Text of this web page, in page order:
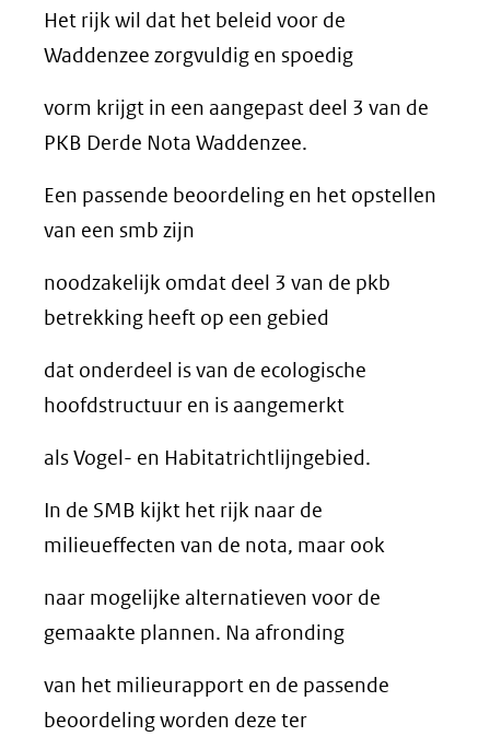
Het rijk wil dat het beleid voor de
Waddenzee zorgvuldig en spoedig
vorm krijgt in een aangepast deel 3 van de
PKB Derde Nota Waddenzee.
Een passende beoordeling en het opstellen
van een smb zijn
noodzakelijk omdat deel 3 van de pkb
betrekking heeft op een gebied
dat onderdeel is van de ecologische
hoofdstructuur en is aangemerkt
als Vogel- en Habitatrichtlijngebied.
In de SMB kijkt het rijk naar de
milieueffecten van de nota, maar ook
naar mogelijke alternatieven voor de
gemaakte plannen. Na afronding
van het milieurapport en de passende
beoordeling worden deze ter